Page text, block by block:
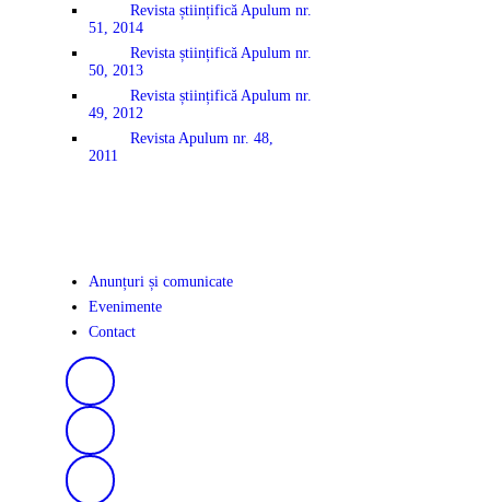
Revista științifică Apulum nr.
51, 2014
Revista științifică Apulum nr.
50, 2013
Revista științifică Apulum nr.
49, 2012
Revista Apulum nr. 48,
2011
Anunțuri și comunicate
Evenimente
Contact